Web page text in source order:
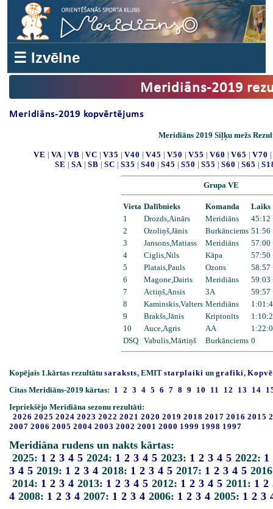
☰ Izvēlne
Meridiāns-2019
Meridiāns-2019 kopvērtējums
Meridiāns 2019 Siļķu mežs
VE | VA | VB | VC | V35 | V40 | V45 | V50 | V55 | V60 | V65 | V70 |
SE | SA| SB | SC | S35 | S40 | S45 | S50 | S55 | S60 | S65 |
Grupa VE
Vieta Dalībnieks Komanda
Laiks
1
Drozds,Ainārs Meridiāns
45:12
2
Ozoliņš,Jānis Burkānciems 51:56
3
Jansons,Matiass Meridiāns
57:00
4
Ciglis,Nils Kāpa
57:50
5
Platais,Pauls Ozons
58:57
6
Magone,Dairis Meridiāns
59:03
7
Actiņš,Ansis 3A
59:57
8
Kaminskis,Valters Meridiāns
9
Brakšs,Jānis Kriptonīts
10
Auce,Agris AA
DSQ Vabulis,Mārtiņš Burkānciems 0
Kopējais 1.kārtas rezultātu saraksts, EMIT starplaiki un grafiki,
Citas Meridiāns-2019 kārtas: 1 2 3 4 5 6 7 8 9 10 11 12 13 14
Iepriekšējo Meridiāna sezonu rezultāti:
2026 2025 2024 2023 2022 2021 2020 2019 2018 2017 2016 2015
2007 2006 2005 2004 2003 2002 2001 2000 1999 1998 1997
Meridiāna rudens un nakts kārtas:
2025: 1 2 3 4 5 2024: 1 2 3 4 5 2023: 1 2 3 4 5 2022: 1
3 4 5 2019: 1 2 3 4 2018: 1 2 3 4 5 2017: 1 2 3 4 5
2014: 1 2 3 4 2013: 1 2 3 4 5 2012: 1 2 3 4 5 2011: 1 2
4 2008: 1 2 3 4 2007: 1 2 3 4 2006: 1 2 3 4 2005: 1 2 3